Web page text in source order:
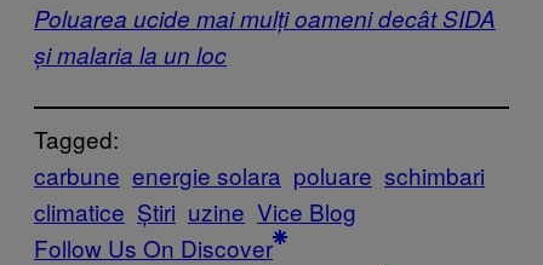
Poluarea ucide mai mulți oameni decât SIDA
și malaria la un loc
Tagged:
carbune energie solara poluare schimbari
climatice Știri uzine Vice Blog
Follow Us On Discover